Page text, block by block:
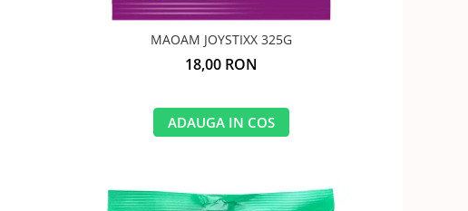
MAOAM JOYSTIXX 325G
18,00 RON
ADAUGA IN COS